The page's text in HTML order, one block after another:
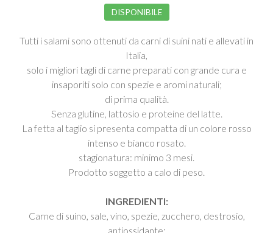
DISPONIBILE
Tutti i salami sono ottenuti da carni di suini nati e allevati in
Italia,
solo i migliori tagli di carne preparati con grande cura e
insaporiti solo con spezie e aromi naturali;
di prima qualità.
Senza glutine, lattosio e proteine del latte.
La fetta al taglio si presenta compatta di un colore rosso
intenso e bianco rosato.
stagionatura: minimo 3 mesi.
Prodotto soggetto a calo di peso.
INGREDIENTI:
Carne di suino, sale, vino, spezie, zucchero, destrosio,
antiossidante: